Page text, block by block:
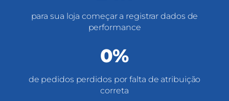
para sua loja começar a registrar dados de
performance
0%
de pedidos perdidos por falta de atribuição
correta